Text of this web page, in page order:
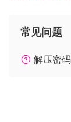
扮演警官Des
都特德波利斯
常见问题
解压密